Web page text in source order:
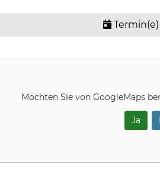
Termin(e)
Möchten Sie von GoogleMaps
Ja